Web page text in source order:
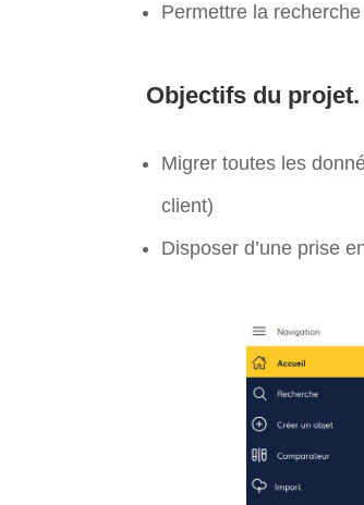
Permettre la
Objectifs du projet.
Migrer toutes les
client)
Disposer d’une prise